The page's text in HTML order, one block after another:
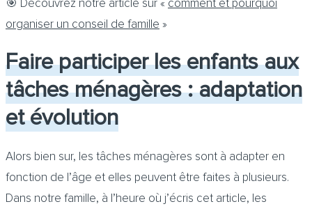
🎯 Découvrez notre article sur « comment et pourquoi
organiser un conseil de famille »
Faire participer les enfants aux
tâches ménagères : adaptation
et évolution
Alors bien sur, les tâches ménagères sont à adapter en
fonction de l’âge et elles peuvent être faites à plusieurs.
Dans notre famille, à l’heure où j’écris cet article, les